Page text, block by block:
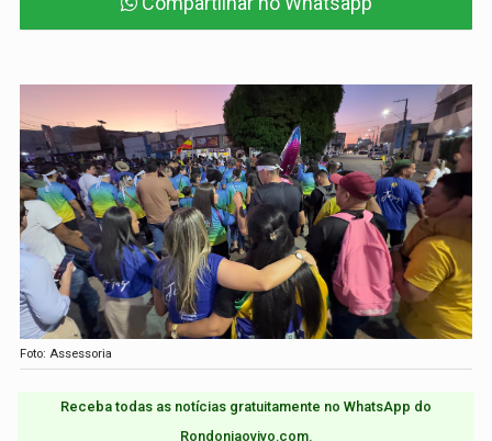
Foto: Assessoria
Receba todas as notícias gratuitamente no WhatsApp do
Rondoniaovivo.com.​